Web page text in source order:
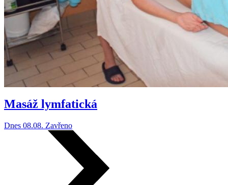
Masáž lymfatická
Dnes 08.08. Zavřeno